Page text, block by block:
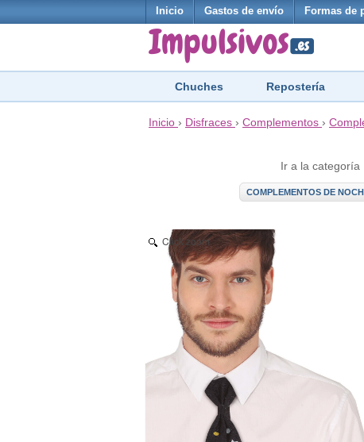
Inicio Gastos de envío Formas de
Chuches Repostería
Inicio › Disfraces › Complementos ›
Ir a la categoría
COMPLEMENTOS DE
Click zoom